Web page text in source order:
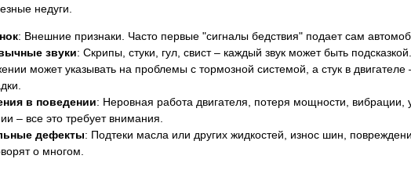
недуги.
: Внешние признаки. Часто первые "сигналы бедствия" подает сам
звуки: Скрипы, стуки, гул, свист – каждый звук может быть
может указывать на проблемы с тормозной системой, а стук в
в поведении: Неровная работа двигателя, потеря мощности, вибрации,
– все это требует внимания.
дефекты: Подтеки масла или других жидкостей, износ шин,
о многом.